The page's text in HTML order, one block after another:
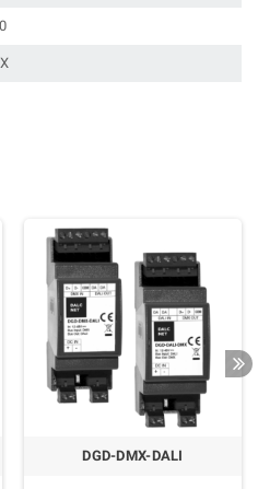
DGD-DMX-DALI